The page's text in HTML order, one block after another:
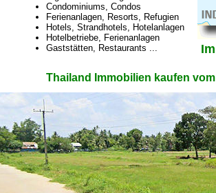
Condominiums, Condos
Ferienanlagen, Resorts, Refugien
Hotels, Strandhotels, Hotelanlagen
Hotelbetriebe, Ferienanlagen
Gaststätten, Restaurants ...
Thailand Immobilien kaufen